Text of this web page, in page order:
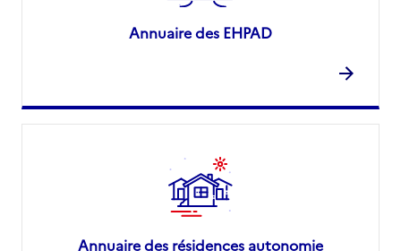
Annuaire des EHPAD
Annuaire des résidences autonomie